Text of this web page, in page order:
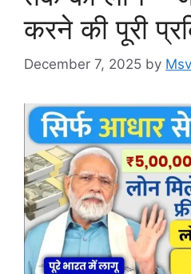
करने की पूरी
December 7, 2025 by